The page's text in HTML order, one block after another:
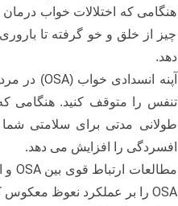
هنگامی که اختلالات خواب
چیز از خلق و خو گرفته تا
دهد.
آپنه انسدادی خواب (OSA) در
تنفس را متوقف کنید. هنگامی
طولانی مدتی برای سلامتی شما
افسردگی را افزایش می دهد.
مطالعات ارتباط قوی بینOSA و
OSA را بر عملکرد نعوظ معکوس